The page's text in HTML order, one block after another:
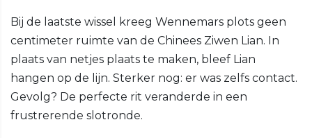
Bij de laatste wissel kreeg Wennemars plots geen
centimeter ruimte van de Chinees Ziwen Lian. In
plaats van netjes plaats te maken, bleef Lian
hangen op de lijn. Sterker nog: er was zelfs contact.
Gevolg? De perfecte rit veranderde in een
frustrerende slotronde.